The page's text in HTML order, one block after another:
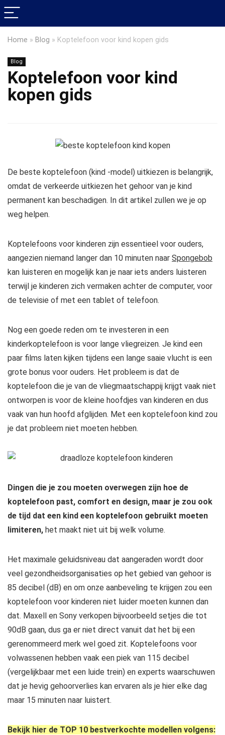
Home » Blog » Koptelefoon voor kind kopen gids
Blog
Koptelefoon voor kind
kopen gids
De beste koptelefoon (kind -model) uitkiezen is belangrijk,
omdat de verkeerde uitkiezen het gehoor van je kind
permanent kan beschadigen. In dit artikel zullen we je op
weg helpen.
Koptelefoons voor kinderen zijn essentieel voor ouders,
aangezien niemand langer dan 10 minuten naar Spongebob
kan luisteren en mogelijk kan je naar iets anders luisteren
terwijl je kinderen zich vermaken achter de computer, voor
de televisie of met een tablet of telefoon.
Nog een goede reden om te investeren in een
kinderkoptelefoon is voor lange vliegreizen. Je kind een
paar films laten kijken tijdens een lange saaie vlucht is een
grote bonus voor ouders. Het probleem is dat de
koptelefoon die je van de vliegmaatschappij krijgt vaak niet
ontworpen is voor de kleine hoofdjes van kinderen en dus
vaak van hun hoofd afglijden. Met een koptelefoon kind zou
je dat probleem niet moeten hebben.
Dingen die je zou moeten overwegen zijn hoe de
koptelefoon past, comfort en design, maar je zou ook
de tijd dat een kind een koptelefoon gebruikt moeten
limiteren, het maakt niet uit bij welk volume.
Het maximale geluidsniveau dat aangeraden wordt door
veel gezondheidsorganisaties op het gebied van gehoor is
85 decibel (dB) en om onze aanbeveling te krijgen zou een
koptelefoon voor kinderen niet luider moeten kunnen dan
dat. Maxell en Sony verkopen bijvoorbeeld setjes die tot
90dB gaan, dus ga er niet direct vanuit dat het bij een
gerenommeerd merk wel goed zit. Koptelefoons voor
volwassenen hebben vaak een piek van 115 decibel
(vergelijkbaar met een luide trein) en experts waarschuwen
dat je hevig gehoorverlies kan ervaren als je hier elke dag
maar 15 minuten naar luistert.
Bekijk hier de TOP 10 bestverkochte modellen volgens: